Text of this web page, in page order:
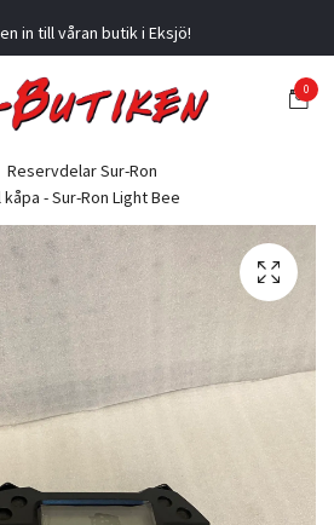
in till våran butik i Eksjö!
0
Reservdelar Sur-Ron
- Sur-Ron Light Bee